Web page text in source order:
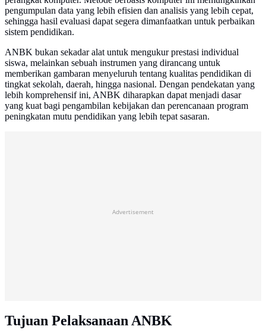
pengumpulan data yang lebih efisien dan analisis yang lebih cepat,
sehingga hasil evaluasi dapat segera dimanfaatkan untuk perbaikan
sistem pendidikan.
ANBK bukan sekadar alat untuk mengukur prestasi individual
siswa, melainkan sebuah instrumen yang dirancang untuk
memberikan gambaran menyeluruh tentang kualitas pendidikan di
tingkat sekolah, daerah, hingga nasional. Dengan pendekatan yang
lebih komprehensif ini, ANBK diharapkan dapat menjadi dasar
yang kuat bagi pengambilan kebijakan dan perencanaan program
peningkatan mutu pendidikan yang lebih tepat sasaran.
Advertisement
Tujuan Pelaksanaan ANBK